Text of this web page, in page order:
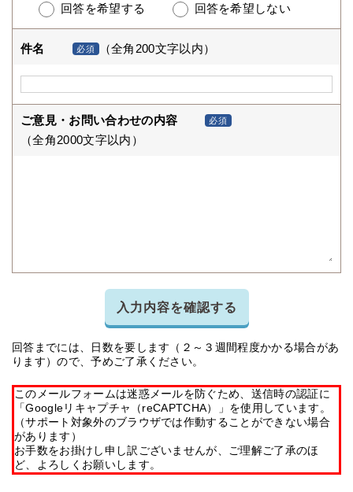
回答を希望する 回答を希望しない
件名 必須 （全角200文字以内）
ご意見・お問い合わせの内容 必須
（全角2000文字以内）
入力内容を確認する
回答までには、日数を要します（２～３週間程度かかる場合があ
ります）ので、予めご了承ください。
このメールフォームは迷惑メールを防ぐため、送信時の認証に
「Googleリキャプチャ（reCAPTCHA）」を使用しています。
（サポート対象外のブラウザでは作動することができない場合
があります）
お手数をお掛けし申し訳ございませんが、ご理解ご了承のほ
ど、よろしくお願いします。